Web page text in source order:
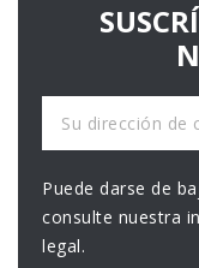
Puede darse de
consulte nuestra
legal.